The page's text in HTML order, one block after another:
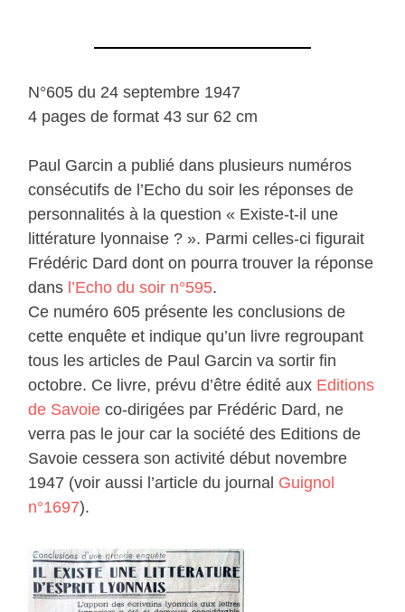
N°605 du 24 septembre 1947
4 pages de format 43 sur 62 cm
Paul Garcin a publié dans plusieurs numéros
consécutifs de l’Echo du soir les réponses de
personnalités à la question « Existe-t-il une
littérature lyonnaise ? ». Parmi celles-ci figurait
Frédéric Dard dont on pourra trouver la réponse
dans l’Echo du soir n°595.
Ce numéro 605 présente les conclusions de
cette enquête et indique qu’un livre regroupant
tous les articles de Paul Garcin va sortir fin
octobre. Ce livre, prévu d’être édité aux Editions
de Savoie co-dirigées par Frédéric Dard, ne
verra pas le jour car la société des Editions de
Savoie cessera son activité début novembre
1947 (voir aussi l’article du journal Guignol
n°1697).